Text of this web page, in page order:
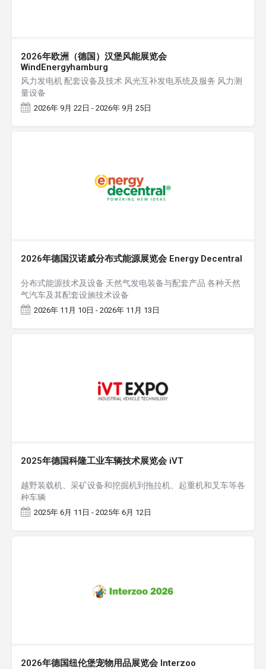
2026年欧洲（德国）汉堡风能展览会
WindEnergyhamburg
风力发电机 配套设备及技术 风光互补发电系统及服务 风力测
量设备
2026年 9月 22日 - 2026年 9月 25日
2026年德国汉诺威分布式能源展览会 Energy Decentral
分布式能源技术及设备 天然气发电装备与配套产品 各种天然
气汽车及其配套设施技术设备
2026年 11月 10日 - 2026年 11月 13日
2025年德国科隆工业车辆技术展览会 iVT
越野装载机、采矿设备和挖掘机到拖拉机、起重机和叉车等各
种车辆
2025年 6月 11日 - 2025年 6月 12日
2026年德国纽伦堡宠物用品展览会 Interzoo